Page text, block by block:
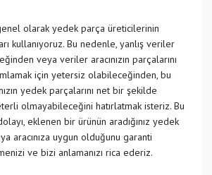
olarak yedek parça üreticilerinin
kullanıyoruz. Bu nedenle, yanlış veriler
veya veriler aracınızın parçalarını
için yetersiz olabileceğinden, bu
yedek parçalarını net bir şekilde
olmayabileceğini hatırlatmak isteriz. Bu
eklenen bir ürünün aradığınız yedek
aracınıza uygun olduğunu garanti
ve bizi anlamanızı rica ederiz.